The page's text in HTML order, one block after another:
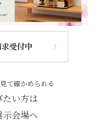
受付中
て確かめられる
い方は
会場へ